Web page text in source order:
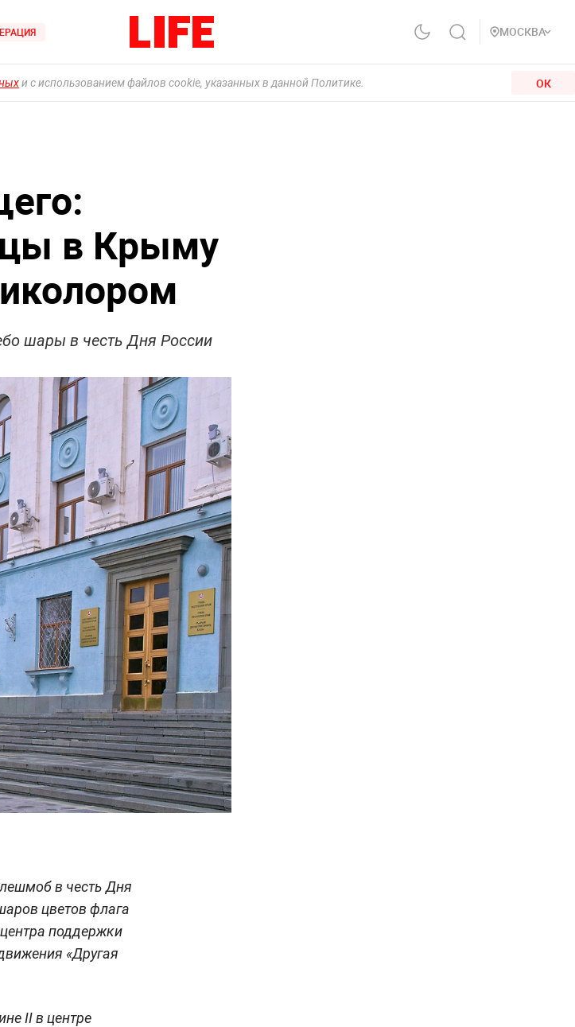
МОСКВА
и с использованием файлов cookie, указанных в данной Политике. ОК
в Крыму
шары в честь Дня России
в честь Дня
цветов флага
поддержки
«Другая
II в центре